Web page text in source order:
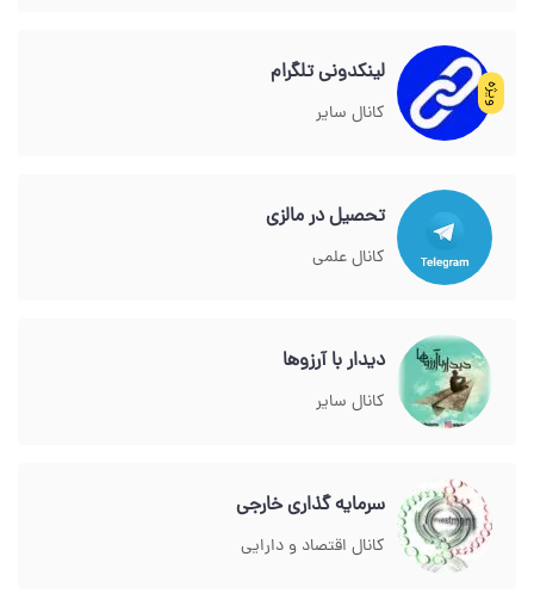
ویژه
لینکدونی تلگرام
کانال سایر
تحصیل در مالزی
کانال علمی
دیدار با آرزوها
کانال سایر
سرمایه گذاری خارجی
کانال اقتصاد و دارایی